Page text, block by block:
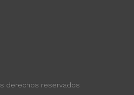
derechos reservados